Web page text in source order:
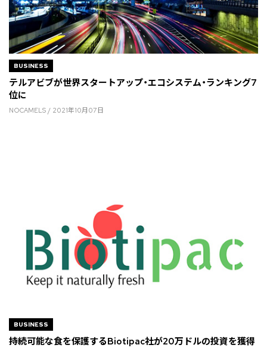
BUSINESS
テルアビブが世界スタートアップ・エコシステム・ランキング7
位に
NOCAMELS / 2021年10月07日
BUSINESS
持続可能な食を保護するBiotipac社が20万ドルの投資を獲得